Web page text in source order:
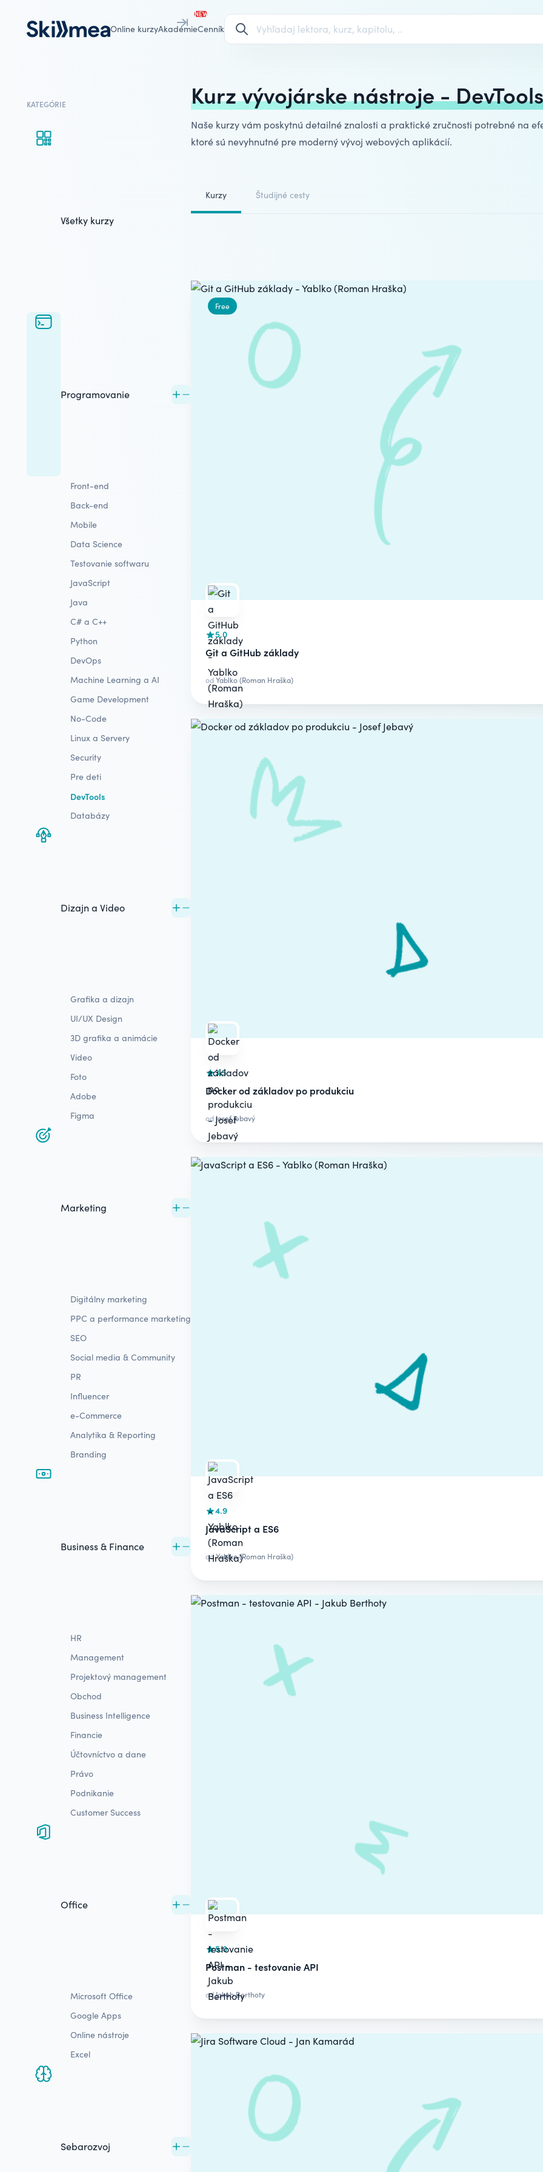
Online kurzyAkadémie
NEW
Cenník
KATEGÓRIE
Všetky kurzy
Programovanie
Front-end
Back-end
Mobile
Data Science
Testovanie softwaru
JavaScript
Java
C# a C++
Python
DevOps
Machine Learning a AI
Game Development
No-Code
Linux a Servery
Security
Pre deti
DevTools
Databázy
Dizajn a Video
Grafika a dizajn
UI/UX Design
3D grafika a animácie
Video
Foto
Adobe
Figma
Marketing
Digitálny marketing
PPC a performance marketing
SEO
Social media & Community
PR
Influencer
e-Commerce
Analytika & Reporting
Branding
Business & Finance
HR
Management
Projektový management
Obchod
Business Intelligence
Financie
Účtovníctvo a dane
Právo
Podnikanie
Customer Success
Office
Microsoft Office
Google Apps
Online nástroje
Excel
Sebarozvoj
Kurz vývojárske nástroje - DevTools
Naše kurzy vám poskytnú detailné znalosti a praktické zručnosti potrebné na
ktoré sú nevyhnutné pre modernývývoj webových aplikácií.
Kurzy Študijné cesty
Free
5.0
Git a GitHub základy
odYablko (Roman Hraška)
3.5
Docker od základov po produkciu
odJosef Jebavý
4.9
JavaScript a ES6
odYablko (Roman Hraška)
5.0
Postman - testovanie API
odJakub Berthoty